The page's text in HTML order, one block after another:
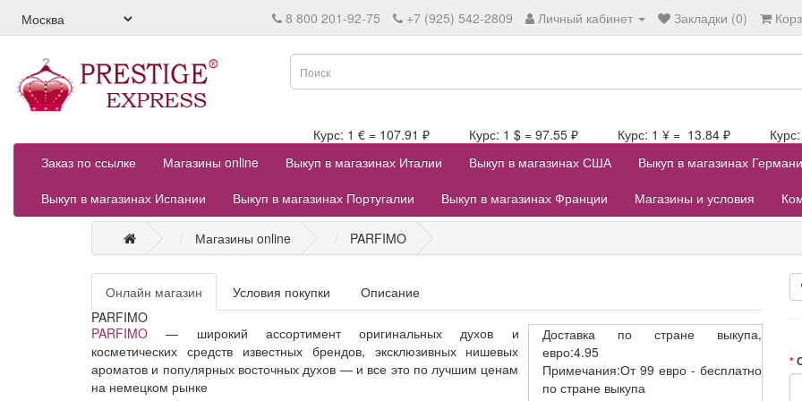
8 800 201-92-75 +7 (925) 542-2809 Личный кабинет Закладки (0)
Курс: 1 € = 107.91 ₽ Курс: 1 $ = 97.55 ₽ Курс: 1 ¥ = 13.84 ₽ Курс:
Заказ по ссылке
Магазины online Выкуп в магазинах Италии Выкуп в магазинах США
Выкуп в магазинах
Выкуп в магазинах Испании
Выкуп в магазинах Португалии Выкуп в магазинах Франции Магазины и условия
Магазины online PARFIMO
Онлайн магазин Условия покупки
Описание
PARFIMO
Доставка
по стране выкупа,
евро:4.95
Примечания:От 99 евро - бесплатно
по стране выкупа
PARFIMO — широкий ассортимент оригинальных духов и
косметических средств известных брендов, эксклюзивных нишевых
ароматов и популярных восточных духов — и все это по лучшим ценам
на немецком рынке